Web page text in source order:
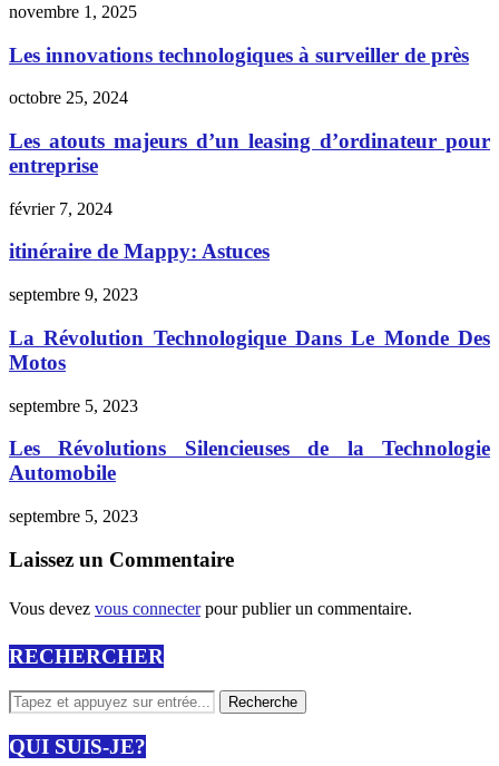
novembre 1, 2025
Les innovations technologiques à surveiller de près
octobre 25, 2024
Les atouts majeurs d’un leasing d’ordinateur pour
entreprise
février 7, 2024
itinéraire de Mappy: Astuces
septembre 9, 2023
La Révolution Technologique Dans Le Monde Des
Motos
septembre 5, 2023
Les Révolutions Silencieuses de la Technologie
Automobile
septembre 5, 2023
Laissez un Commentaire
Vous devez vous connecterpour publier un commentaire.
RECHERCHER
QUI SUIS-JE?